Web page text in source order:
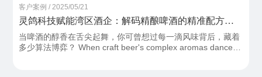
客户案例 / 2025/05/21
灵鸽科技赋能湾区酒企：解码精酿啤酒的精准配方密
当啤酒的醇香在舌尖起舞，你可曾想过每一滴风味背后，藏着
多少算法博弈？ When craft beer's complex aromas dance